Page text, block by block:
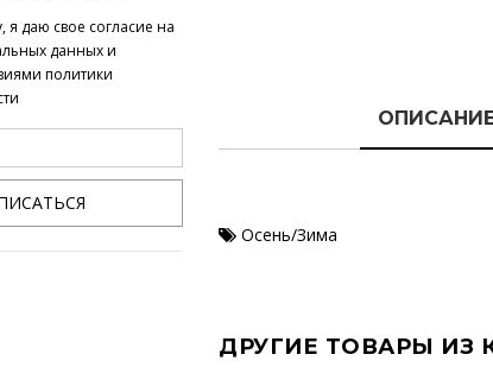
я даю свое согласие на
данныхи
политики
Осень/Зима
ДРУГИЕ ТОВАРЫ ИЗ